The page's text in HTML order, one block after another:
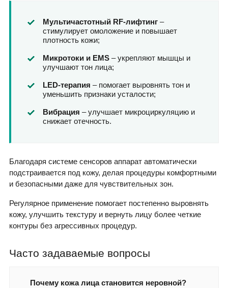
Мультичастотный RF-лифтинг –
стимулирует омоложение и повышает
плотность кожи;
Микротоки и EMS – укрепляют мышцы и
улучшают тон лица;
LED-терапия – помогает выровнять тон и
уменьшить признаки усталости;
Вибрация – улучшает микроциркуляцию и
снижает отечность.
Благодаря системе сенсоров аппарат автоматически
подстраивается под кожу, делая процедуры комфортными
и безопасными даже для чувствительных зон.
Регулярное применение помогает постепенно выровнять
кожу, улучшить текстуру и вернуть лицу более четкие
контуры без агрессивных процедур.
Часто задаваемые вопросы
Почему кожа лица становится неровной?